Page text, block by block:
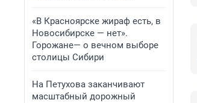
«В Красноярске жираф есть, в
Новосибирске — нет».
Горожане— о вечном выборе
столицы Сибири
На Петухова заканчивают
масштабный дорожный